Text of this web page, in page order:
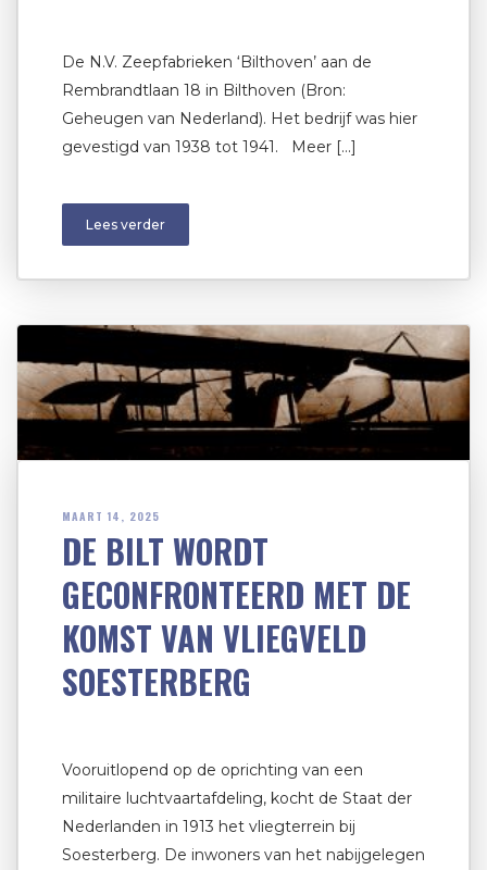
De N.V. Zeepfabrieken ‘Bilthoven’ aan de
Rembrandtlaan 18 in Bilthoven (Bron:
Geheugen van Nederland). Het bedrijf was hier
gevestigd van 1938 tot 1941. Meer […]
Lees verder
MAART 14, 2025
DE BILT WORDT
GECONFRONTEERD MET DE
KOMST VAN VLIEGVELD
SOESTERBERG
Vooruitlopend op de oprichting van een
militaire luchtvaartafdeling, kocht de Staat der
Nederlanden in 1913 het vliegterrein bij
Soesterberg. De inwoners van het nabijgelegen